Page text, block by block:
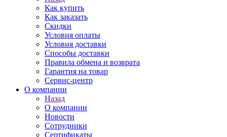
Как купить
Как заказать
Скидки
Условия оплаты
Условия доставки
Способы доставки
Правила обмена и возврата
Гарантия на товар
Сервис-центр
О компании
Назад
О компании
Новости
Сотрудники
Сертификаты